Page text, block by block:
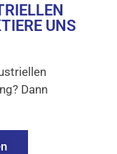
UNS
Dann